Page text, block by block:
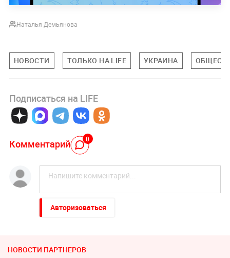
Наталья Демьянова
НОВОСТИ ТОЛЬКО НА LIFE УКРАИНА
Подписаться на LIFE
Комментарий 0
Авторизоваться
НОВОСТИ ПАРТНЕРОВ